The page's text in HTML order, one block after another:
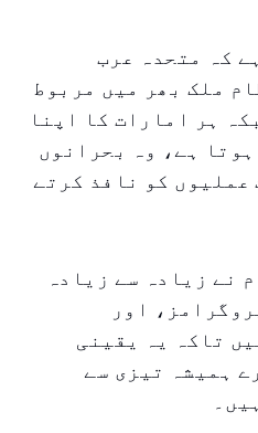
کہ متحدہ عرب
ملک بھر میں مربوط
ہر امارات کا اپنا
ہے، وہ بحرانوں
عملیوں کو نافذ کرتے
نے زیادہ سے زیادہ
اور
تاکہ یہ یقینی
ہمیشہ تیزی سے